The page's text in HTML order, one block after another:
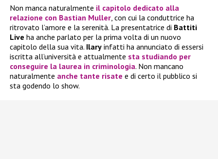
Non manca naturalmente il capitolo dedicato alla
relazione con Bastian Muller, con cui la conduttrice ha
ritrovato l’amore e la serenità. La presentatrice di Battiti
Live ha anche parlato per la prima volta di un nuovo
capitolo della sua vita. Ilary infatti ha annunciato di essersi
iscritta all’università e attualmente sta studiando per
conseguire la laurea in criminologia. Non mancano
naturalmente anche tante risate e di certo il pubblico si
sta godendo lo show.